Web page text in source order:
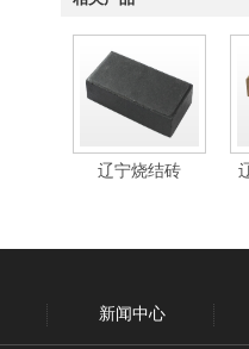
辽宁烧结砖
新闻中心